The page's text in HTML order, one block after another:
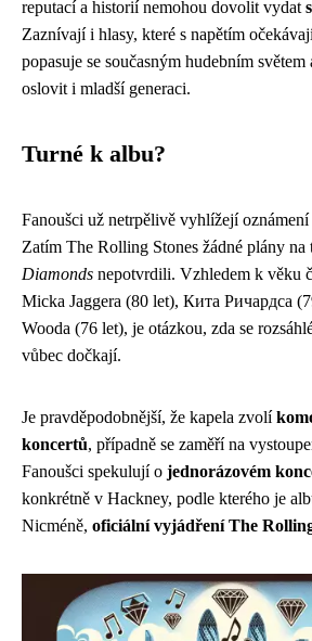
reputací a historií nemohou dovolit vydat
Zaznívají i hlasy, které s napětím
popasuje se současným hudebním
oslovit i mladší generaci.
Turné k albu?
Fanoušci už netrpělivě vyhlížejí
Zatím The Rolling Stones žádné plány na
Diamonds nepotvrdili. Vzhledem k věku
Micka Jaggera (80 let), Кита Ричардса
Wooda (76 let), je otázkou, zda se
vůbec dočkají.
Je pravděpodobnější, že kapela zvolí
koncertů, případně se zaměří na
Fanoušci spekulují o jednorázovém
konkrétně v Hackney, podle kterého je
Nicméně, oficiální vyjádření The